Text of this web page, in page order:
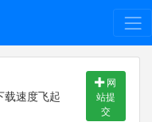
速度飞起
网
站提
交